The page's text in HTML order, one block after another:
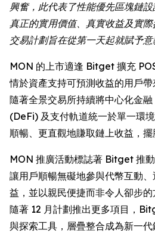
興奮，此代表了性能優先區塊鏈
真正的實用價值、真實收益及實
交易計劃旨在從第一天起就賦予意
MON 的上市適逢 Bitget 擴充
情於資產支持可預測收益的用戶帶
隨著全景交易所持續將中心化金
(DeFi) 及支付軌道統一於單一環
順暢、更直觀地賺取鏈上收益，擺
MON 推廣活動標誌著 Bitget 推動
讓用戶順暢無礙地參與代幣互動
益，並以親民便捷而非令人卻步的
隨著 12 月計劃推出更多項目，
與探索工具，層疊整合成為新一代